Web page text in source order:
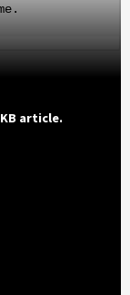
article.